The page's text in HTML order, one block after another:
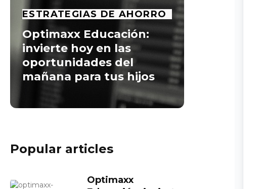
ESTRATEGIAS DE AHORRO
Optimaxx Educación:
invierte hoy en las
oportunidades del
mañana para tus hijos
Popular articles
Optimaxx